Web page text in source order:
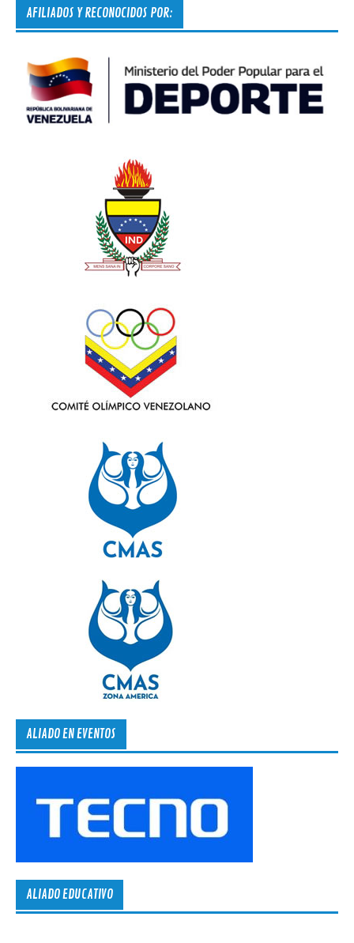
AFILIADOS Y RECONOCIDOS POR:
ALIADO EN EVENTOS
ALIADO EDUCATIVO